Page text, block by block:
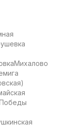
Михалово